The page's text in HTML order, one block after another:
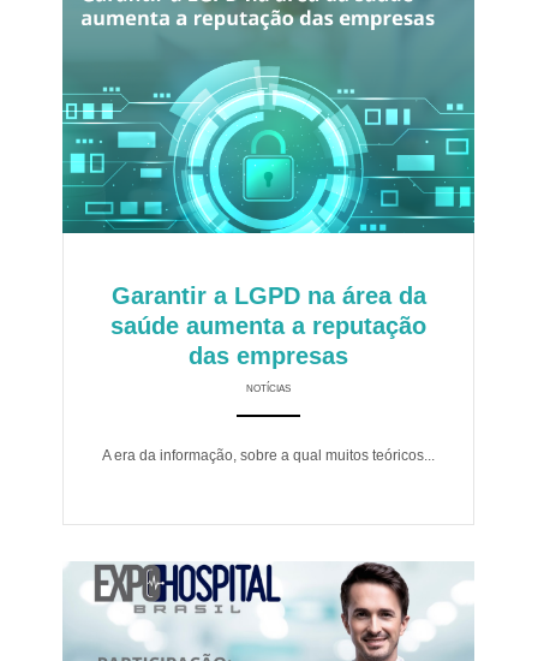
Garantir a LGPD na área da
saúde aumenta a reputação
das empresas
NOTÍCIAS
A era da informação, sobre a qual muitos teóricos...